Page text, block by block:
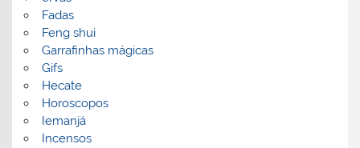
Fadas
Feng shui
Garrafinhas mágicas
Gifs
Hecate
Horoscopos
Iemanjá
Incensos